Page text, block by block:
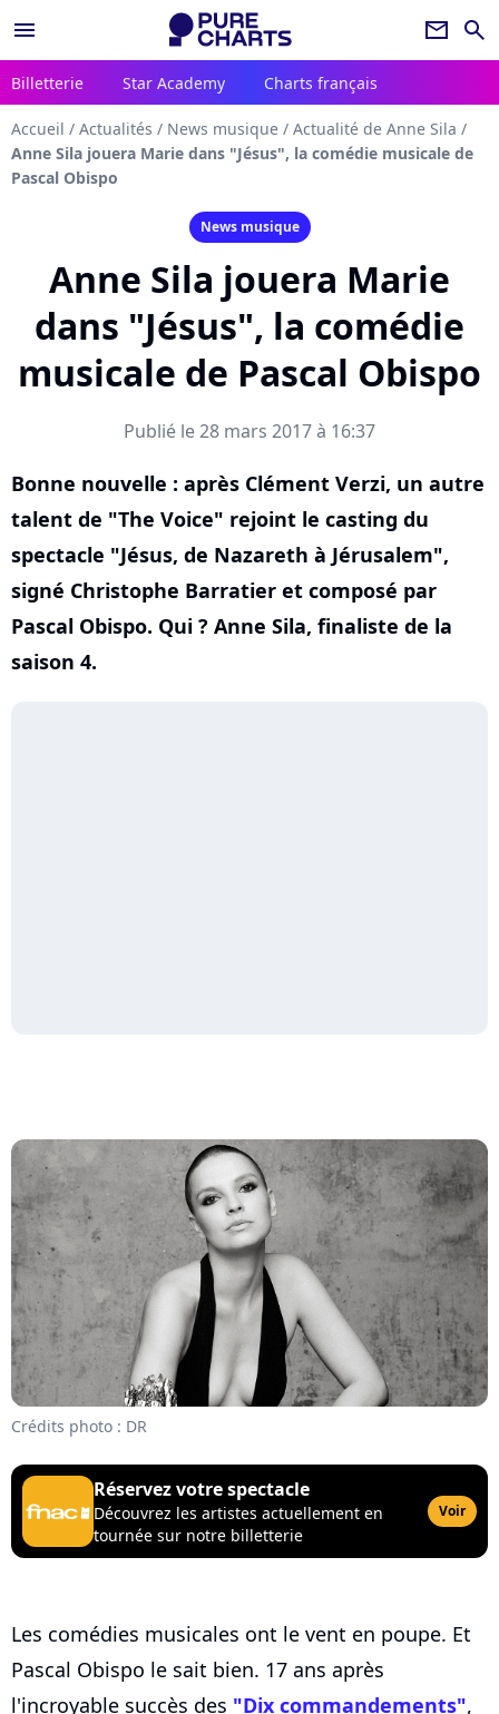
menu newsletter search
Billetterie Star Academy Charts français
Accueil / Actualités / News musique / Actualité de Anne Sila /
Anne Sila jouera Marie dans "Jésus", la comédie musicale de
Pascal Obispo
News musique
Anne Sila jouera Marie
dans "Jésus", la comédie
musicale de Pascal Obispo
Publié le 28 mars 2017 à 16:37
Bonne nouvelle : après Clément Verzi, un autre
talent de "The Voice" rejoint le casting du
spectacle "Jésus, de Nazareth à Jérusalem",
signé Christophe Barratier et composé par
Pascal Obispo. Qui ? Anne Sila, finaliste de la
saison 4.
Crédits photo : DR
Réservez votre spectacle
Découvrez les artistes actuellement en
tournée sur notre billetterie
Voir
Les comédies musicales ont le vent en poupe. Et
Pascal Obispo le sait bien. 17 ans après
l'incroyable succès des "Dix commandements",